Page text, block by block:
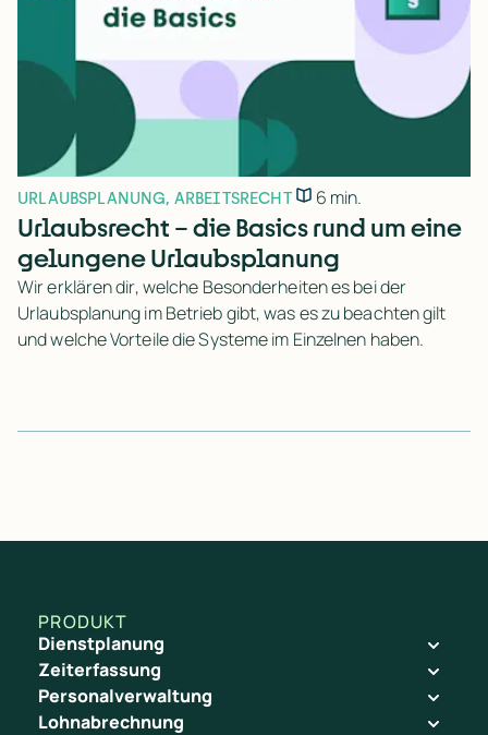
URLAUBSPLANUNG, ARBEITSRECHT 6 min.
Urlaubsrecht – die Basics rund um eine
gelungene Urlaubsplanung
Wir erklären dir, welche Besonderheiten es bei der
Urlaubsplanung im Betrieb gibt, was es zu beachten gilt
und welche Vorteile die Systeme im Einzelnen haben.
PRODUKT
Dienstplanung
Zeiterfassung
Personalverwaltung
Lohnabrechnung